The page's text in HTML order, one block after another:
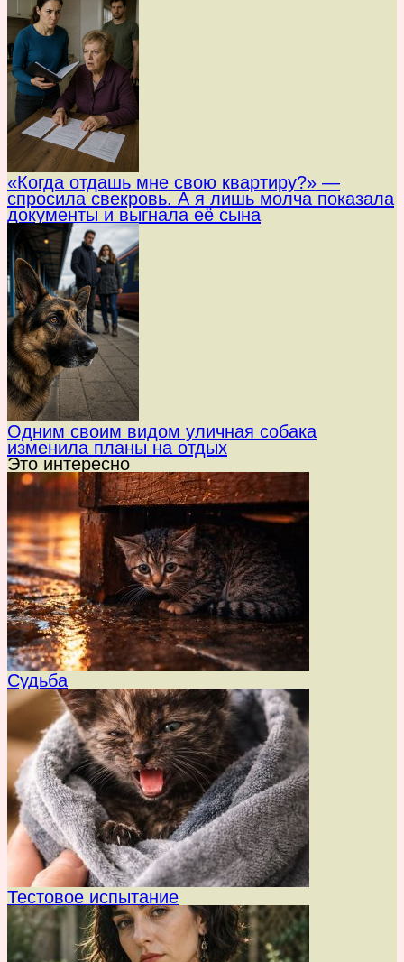
«Когда отдашь мне свою квартиру?» —
спросила свекровь. А я лишь молча показала
документы и выгнала её сына
Одним своим видом уличная собака
изменила планы на отдых
Это интересно
Судьба
Тестовое испытание